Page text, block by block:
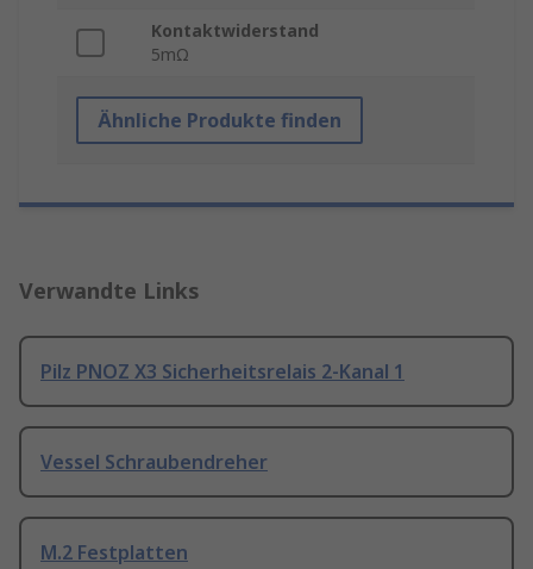
Kontaktwiderstand
5mΩ
Ähnliche Produkte finden
Verwandte Links
Pilz PNOZ X3 Sicherheitsrelais 2-Kanal 1
Vessel Schraubendreher
M.2 Festplatten